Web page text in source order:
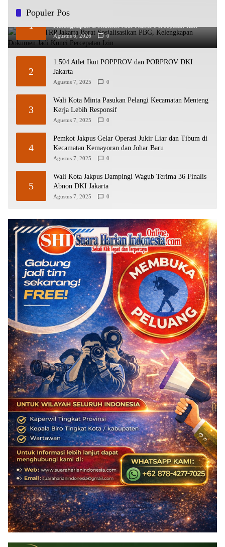
Populer Pos
1
Sudin CKTRP Jakarta Barat Sosialisasikan PBG,
Kelengkapan Dokumen Jadi Kunci Percepatan Izin
Agustus 6, 2026 0
2
1.504 Atlet Ikut POPPROV dan PORPROV DKI
Jakarta
Agustus 7, 2025 0
3
Wali Kota Minta Pasukan Pelangi Kecamatan Menteng
Kerja Lebih Responsif
Agustus 7, 2025 0
4
Pemkot Jakpus Gelar Operasi Jukir Liar dan Tibum di
Kecamatan Kemayoran dan Johar Baru
Agustus 7, 2025 0
5
Wali Kota Jakpus Dampingi Wagub Terima 36 Finalis
Abnon DKI Jakarta
Agustus 7, 2025 0